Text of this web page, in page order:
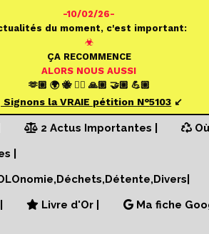
-10/02/26-
du moment, c'est important:
☣
ÇA RECOMMENCE
ALORS NOUS AUSSI
🫶🏼 🌍 🐝 ✍🏼 🙏🏼 🤝🏼 💪🏼
Signons la VRAIE pétition N°5103 ↙️
2 Actus Importantes |
|
Livre d'Or | Ma fiche